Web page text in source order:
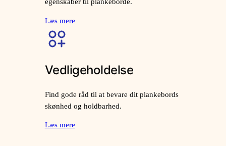
Læs mere
Vedligeholdelse
Find gode råd til at bevare dit plankebords
skønhed og holdbarhed.
Læs mere